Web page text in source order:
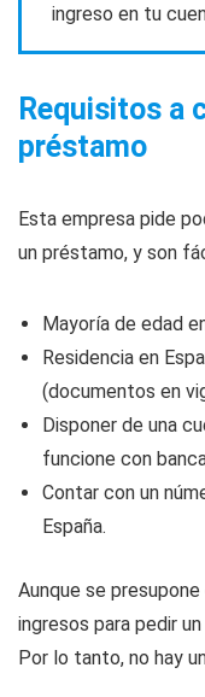
ingreso en tu
Requisitos a
préstamo
Esta empresa pide
un préstamo, y son
Mayoría de edad
Residencia en
(documentos en
Disponer de una
funcione con
Contar con un
España.
Aunque se
ingresos para pedir
Por lo tanto, no hay